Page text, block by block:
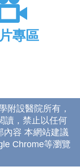
專區
附設醫院所有，
讀，禁止以任何
內容 本網站建議
Chrome等瀏覽